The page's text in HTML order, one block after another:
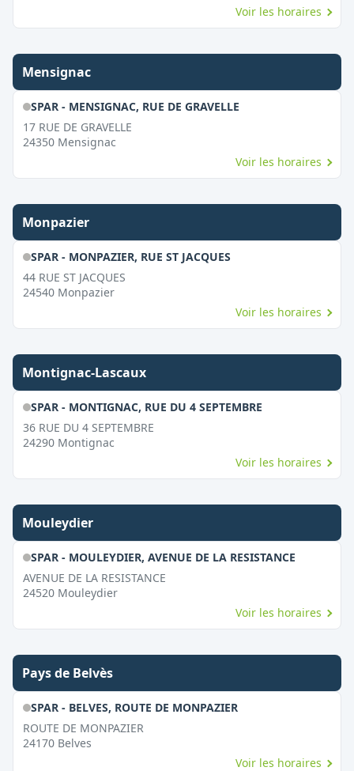
Voir les horaires
Mensignac
SPAR - MENSIGNAC, RUE DE GRAVELLE
17 RUE DE GRAVELLE
24350 Mensignac
Voir les horaires
Monpazier
SPAR - MONPAZIER, RUE ST JACQUES
44 RUE ST JACQUES
24540 Monpazier
Voir les horaires
Montignac-Lascaux
SPAR - MONTIGNAC, RUE DU 4 SEPTEMBRE
36 RUE DU 4 SEPTEMBRE
24290 Montignac
Voir les horaires
Mouleydier
SPAR - MOULEYDIER, AVENUE DE LA RESISTANCE
AVENUE DE LA RESISTANCE
24520 Mouleydier
Voir les horaires
Pays de Belvès
SPAR - BELVES, ROUTE DE MONPAZIER
ROUTE DE MONPAZIER
24170 Belves
Voir les horaires